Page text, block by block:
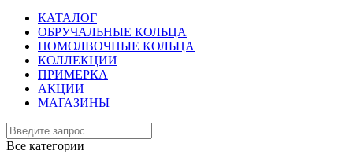
КАТАЛОГ
ОБРУЧАЛЬНЫЕ КОЛЬЦА
ПОМОЛВОЧНЫЕ КОЛЬЦА
КОЛЛЕКЦИИ
ПРИМЕРКА
АКЦИИ
МАГАЗИНЫ
Все категории